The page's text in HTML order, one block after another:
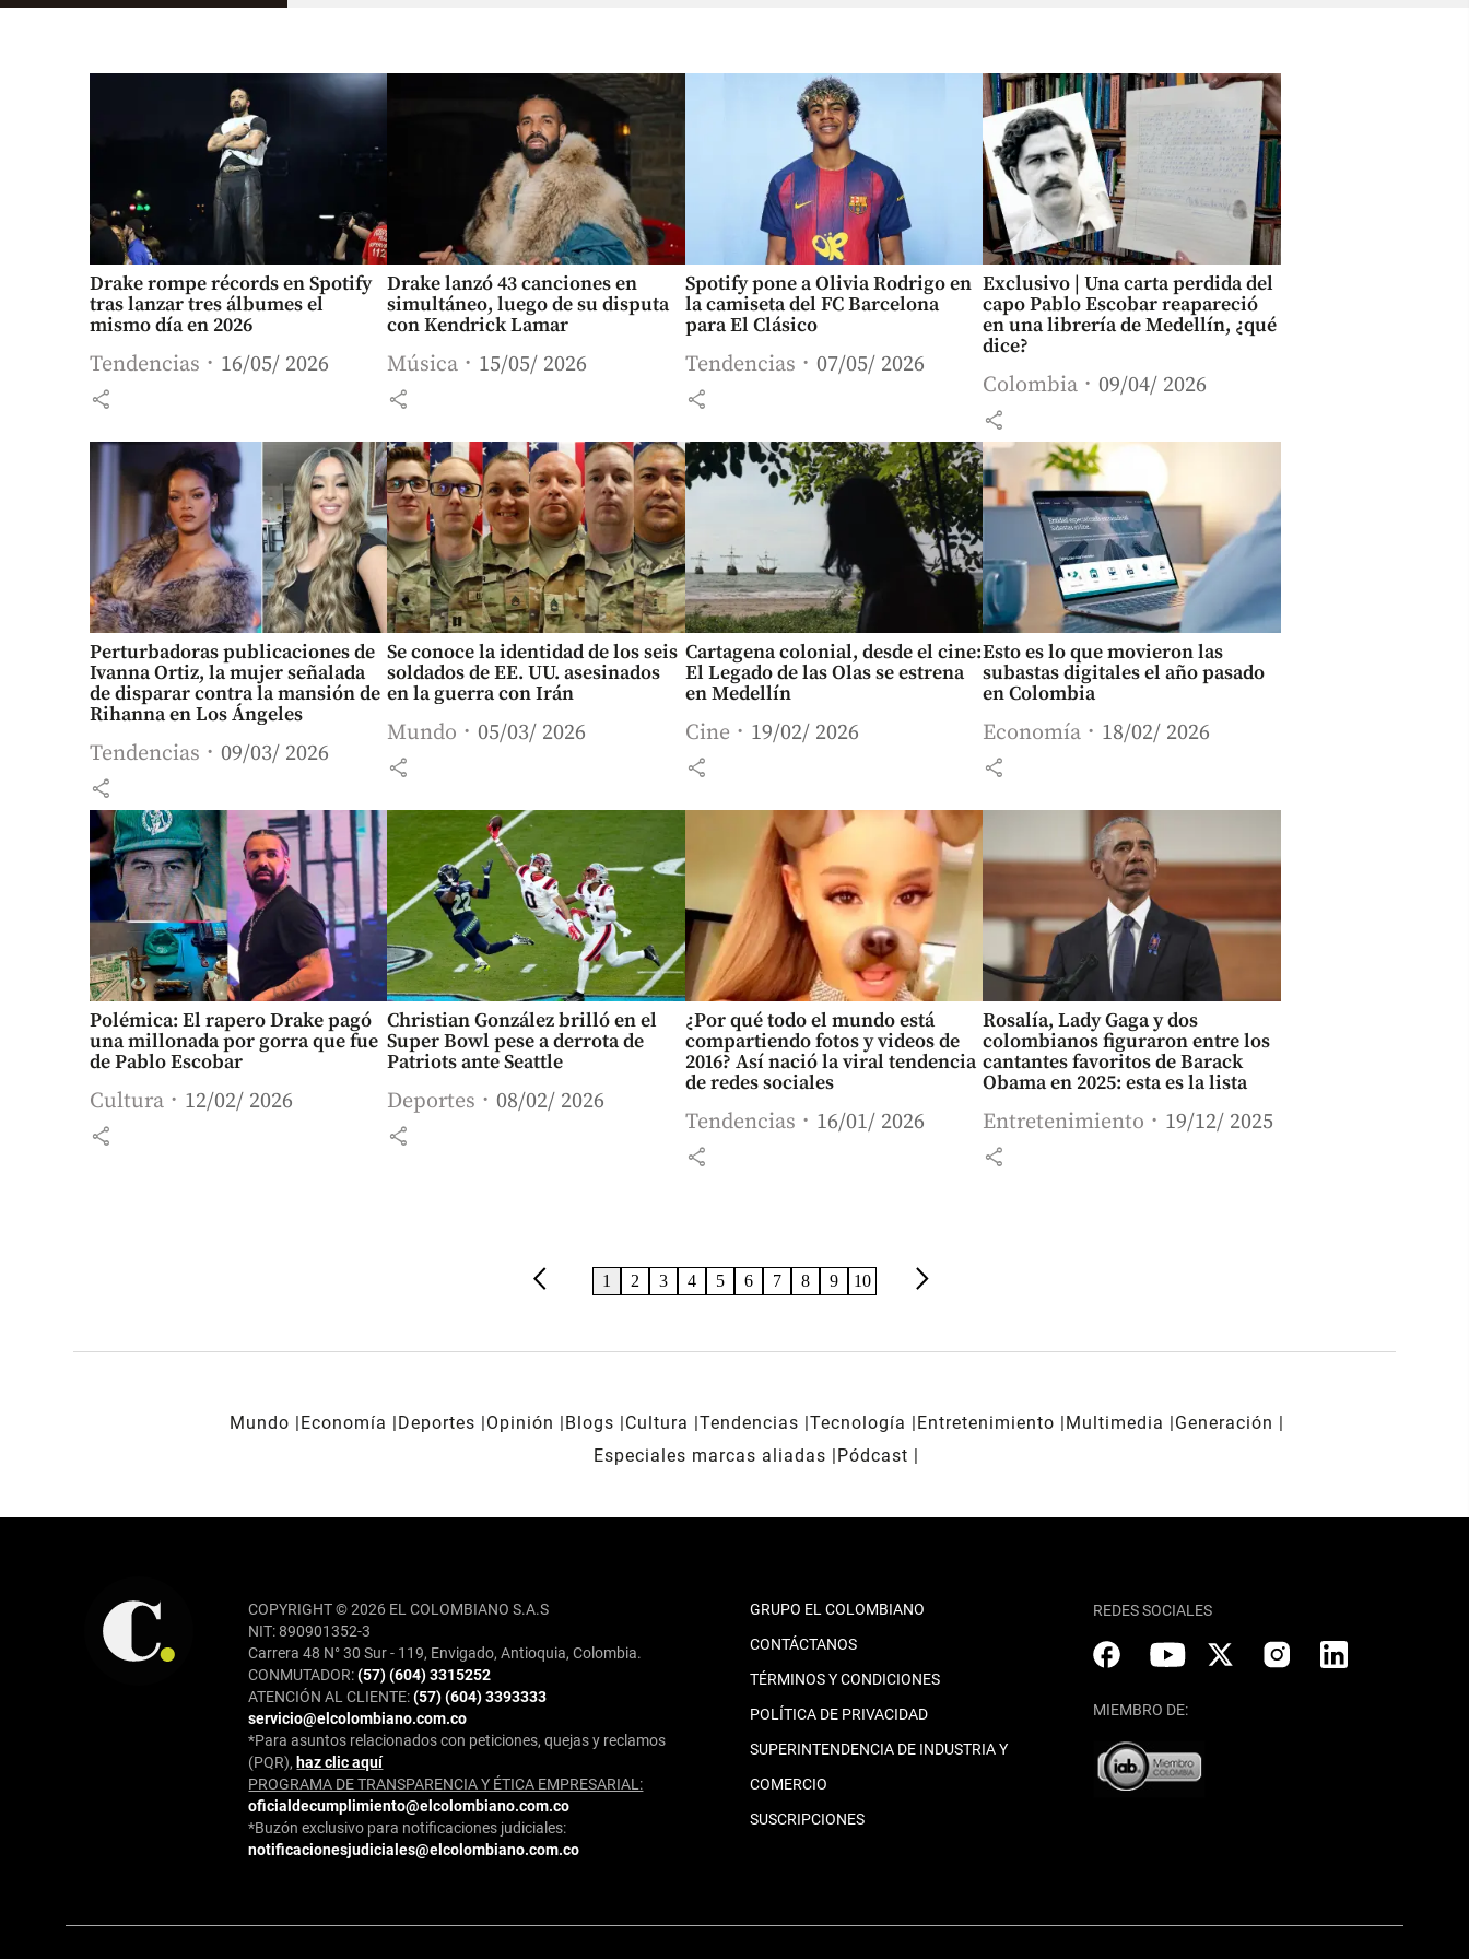
Drake rompe récords en Spotify
tras lanzar tres álbumes el
mismo día en 2026
Tendencias 16/05/ 2026
share
Drake lanzó 43 canciones en
simultáneo, luego de su disputa
con Kendrick Lamar
Música 15/05/ 2026
share
Spotify pone a Olivia Rodrigo en
la camiseta del FC Barcelona
para El Clásico
Tendencias 07/05/ 2026
share
Exclusivo | Una carta perdida del
capo Pablo Escobar reapareció
en una librería de Medellín, ¿qué
dice?
Colombia 09/04/ 2026
share
Perturbadoras publicaciones de
Ivanna Ortiz, la mujer señalada
de disparar contra la mansión de
Rihanna en Los Ángeles
Tendencias 09/03/ 2026
share
Se conoce la identidad de los seis
soldados de EE. UU. asesinados
en la guerra con Irán
Mundo 05/03/ 2026
share
Cartagena colonial, desde el cine:
El Legado de las Olas se estrena
en Medellín
Cine 19/02/ 2026
share
Esto es lo que movieron las
subastas digitales el año pasado
en Colombia
Economía 18/02/ 2026
share
Polémica: El rapero Drake pagó
una millonada por gorra que fue
de Pablo Escobar
Cultura 12/02/ 2026
share
Christian González brilló en el
Super Bowl pese a derrota de
Patriots ante Seattle
Deportes 08/02/ 2026
share
¿Por qué todo el mundo está
compartiendo fotos y videos de
2016? Así nació la viral tendencia
de redes sociales
Tendencias 16/01/ 2026
share
Rosalía, Lady Gaga y dos
colombianos figuraron entre los
cantantes favoritos de Barack
Obama en 2025: esta es la lista
Entretenimiento 19/12/ 2025
share
arrow_back_ios 1 2 3 4 5 6 7 8 9 10 arrow_forward_ios
Mundo Economía Deportes Opinión Blogs Cultura Tendencias Tecnología Entretenimiento Multimedia
Generación
Especiales marcas aliadas
Pódcast
COPYRIGHT © 2026 EL COLOMBIANO S.A.S
NIT: 890901352-3
Carrera 48 N° 30 Sur - 119, Envigado, Antioquia, Colombia.
CONMUTADOR:(57) (604) 3315252
ATENCIÓN AL CLIENTE:(57) (604) 3393333
servicio@elcolombiano.com.co
*Para asuntos relacionados con peticiones, quejas y reclamos
(PQR), haz clic aquí
PROGRAMA DE TRANSPARENCIA Y ÉTICA EMPRESARIAL:
oficialdecumplimiento@elcolombiano.com.co
*Buzón exclusivo para notificaciones judiciales:
notificacionesjudiciales@elcolombiano.com.co
GRUPO EL COLOMBIANO
CONTÁCTANOS
TÉRMINOS Y CONDICIONES
POLÍTICA DE PRIVACIDAD
SUPERINTENDENCIA DE INDUSTRIA Y
COMERCIO
SUSCRIPCIONES
REDES SOCIALES
MIEMBRO DE: